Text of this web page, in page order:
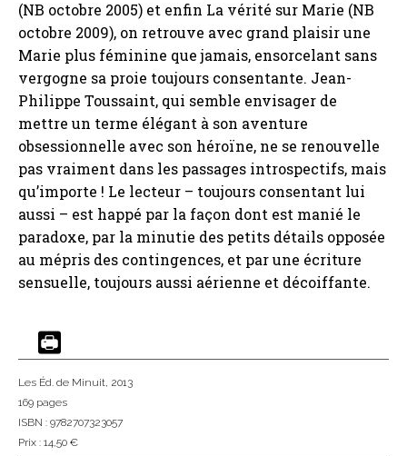
(NB octobre 2005) et enfin La vérité sur Marie (NB
octobre 2009), on retrouve avec grand plaisir une
Marie plus féminine que jamais, ensorcelant sans
vergogne sa proie toujours consentante. Jean-
Philippe Toussaint, qui semble envisager de
mettre un terme élégant à son aventure
obsessionnelle avec son héroïne, ne se renouvelle
pas vraiment dans les passages introspectifs, mais
qu’importe ! Le lecteur – toujours consentant lui
aussi – est happé par la façon dont est manié le
paradoxe, par la minutie des petits détails opposée
au mépris des contingences, et par une écriture
sensuelle, toujours aussi aérienne et décoiffante.
Les Éd. de Minuit, 2013
169 pages
ISBN : 9782707323057
Prix : 14,50 €